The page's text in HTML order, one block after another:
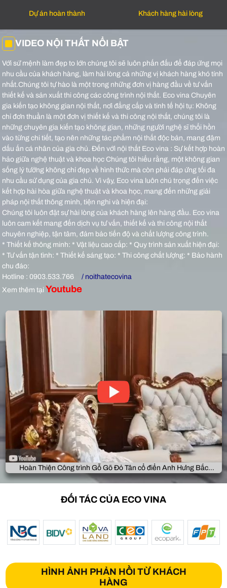
Dự án hoàn thành Khách hàng hài lòng
VIDEO NỘI THẤT NỔI BẬT
Với sứ mệnh làm đẹp to lớn chúng tôi sẽ luôn phấn đấu để đáp ứng mọi
nhu cầu của khách hàng, làm hài lòng cả những vị khách hàng khó tính
nhất.Chúng tôi tự hào là một trong những đơn vị hàng đầu về tư vấn
thiết kế và sản xuất thi công các công trình nội thất. Eco vina Chuyên
gia kiến tạo không gian nội thất, nơi đẳng cấp và tinh tế hội tụ: Không
chỉ đơn thuần là một đơn vị thiết kế và thi công nội thất, chúng tôi là
những chuyên gia kiến tạo không gian, những người nghệ sĩ thổi hồn
vào từng chi tiết, tạo nên những tác phẩm nội thất độc bản, mang đậm
dấu ấn cá nhân của gia chủ. Đến với nội thất Eco vina : Sự kết hợp hoàn
hảo giữa nghệ thuật và khoa học Chúng tôi hiểu rằng, một không gian
sống lý tưởng không chỉ đẹp về hình thức mà còn phải đáp ứng tối đa
nhu cầu sử dụng của gia chủ. Vì vậy, Eco vina luôn chú trọng đến việc
kết hợp hài hòa giữa nghệ thuật và khoa học, mang đến những giải
pháp nội thất thông minh, tiện nghi và hiện đại:
Chúng tôi luôn đặt sự hài lòng của khách hàng lên hàng đầu. Eco vina
luôn cam kết mang đến dịch vụ tư vấn, thiết kế và thi công nội thất
chuyên nghiệp, tận tâm, đảm bảo tiến độ và chất lượng công trình.
* Thiết kế thông minh: * Vật liệu cao cấp: * Quy trình sản xuất hiện đại:
* Tư vấn tận tình: * Thiết kế sáng tạo: * Thi công chất lượng: * Bảo hành
chu đáo:
Hotline : 0903.533.766
/ noithatecovina
Xem thêm tại Youtube
Hoàn Thiện Công trình Gỗ Gõ Đỏ Tân cổ điển Anh Hưng Bắc
Giang
ĐỐI TÁC CỦA ECO VINA
HÌNH ẢNH PHẢN HỒI TỪ KHÁCH
HÀNG